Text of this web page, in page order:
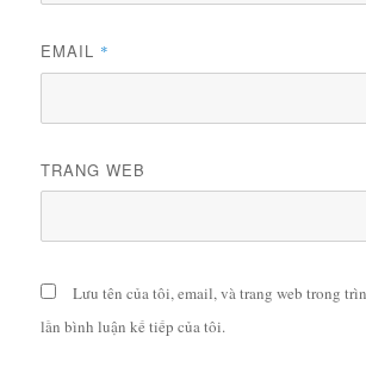
EMAIL *
TRANG WEB
Lưu tên của tôi, email, và trang web trong
lần bình luận kế tiếp của tôi.